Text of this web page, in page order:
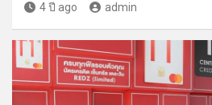
4 ปี ago admin